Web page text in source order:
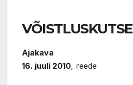
VÕISTLUSKUTSE
Ajakava
16. juuli 2010, reede